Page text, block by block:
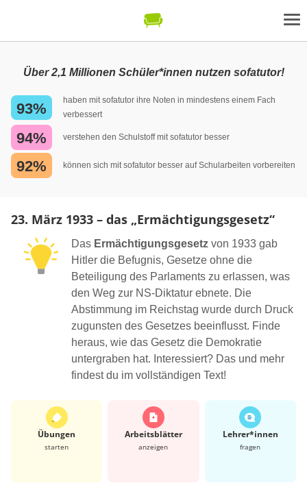
Über 2,1 Millionen Schüler*innen nutzen sofatutor!
93%
haben mit sofatutor ihre Noten in mindestens einem Fach
verbessert
94% verstehen den Schulstoff mit sofatutor besser
92% können sich mit sofatutor besser auf Schularbeiten vorbereiten
23. März 1933 – das „Ermächtigungsgesetz“
Das Ermächtigungsgesetz von 1933 gab
Hitler die Befugnis, Gesetze ohne die
Beteiligung des Parlaments zu erlassen, was
den Weg zur NS-Diktatur ebnete. Die
Abstimmung im Reichstag wurde durch Druck
zugunsten des Gesetzes beeinflusst. Finde
heraus, wie das Gesetz die Demokratie
untergraben hat. Interessiert? Das und mehr
findest du im vollständigen Text!
Übungen
starten
Arbeits­blätter
anzeigen
Lehrer*​innen
fragen